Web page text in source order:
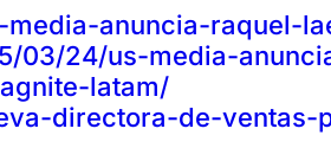
anuncia-raquel-
03/24/us-media-
latam/
directora-de-